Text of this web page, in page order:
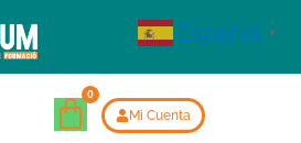
Mi Cuenta
Español ▼